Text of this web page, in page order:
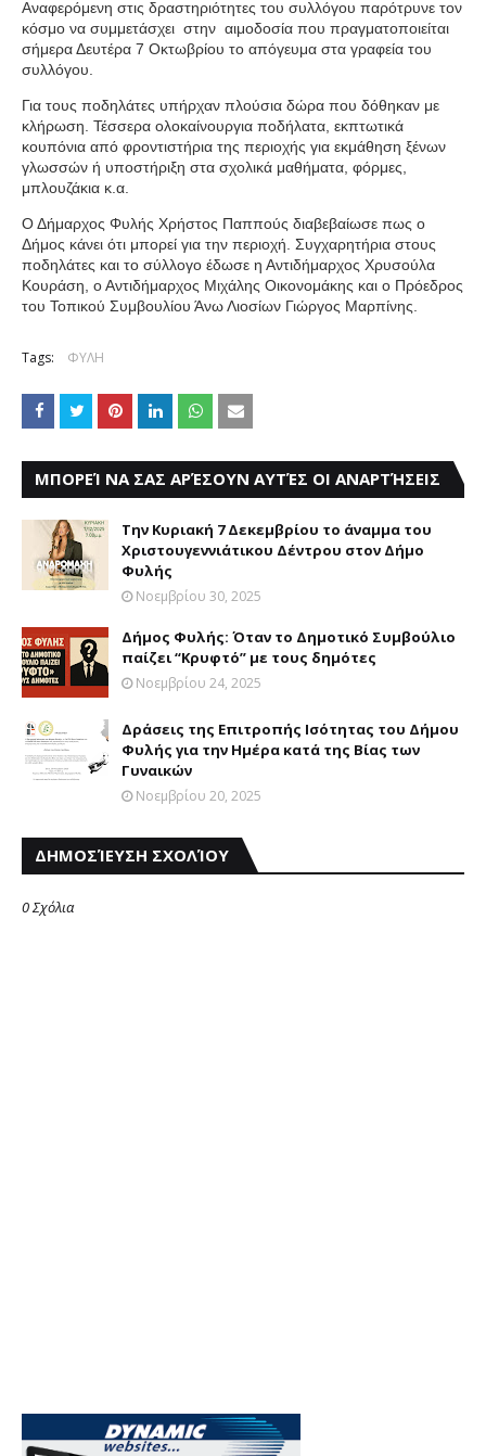
Αναφερόμενη στις δραστηριότητες του συλλόγου παρότρυνε τον
κόσμο να συμμετάσχει στην αιμοδοσία που πραγματοποιείται
σήμερα Δευτέρα 7 Οκτωβρίου το απόγευμα στα γραφεία του
συλλόγου.
Για τους ποδηλάτες υπήρχαν πλούσια δώρα που δόθηκαν με
κλήρωση. Τέσσερα ολοκαίνουργια ποδήλατα, εκπτωτικά
κουπόνια από φροντιστήρια της περιοχής για εκμάθηση ξένων
γλωσσών ή υποστήριξη στα σχολικά μαθήματα, φόρμες,
μπλουζάκια κ.α.
Ο Δήμαρχος Φυλής Χρήστος Παππούς διαβεβαίωσε πως ο
Δήμος κάνει ότι μπορεί για την περιοχή. Συγχαρητήρια στους
ποδηλάτες και το σύλλογο έδωσε η Αντιδήμαρχος Χρυσούλα
Κουράση, ο Αντιδήμαρχος Μιχάλης Οικονομάκης και ο Πρόεδρος
του Τοπικού Συμβουλίου Άνω Λιοσίων Γιώργος Μαρπίνης.
Tags: ΦΥΛΗ
ΜΠΟΡΕΊ ΝΑ ΣΑΣ ΑΡΈΣΟΥΝ ΑΥΤΈΣ ΟΙ ΑΝΑΡΤΉΣΕΙΣ
Την Κυριακή 7 Δεκεμβρίου το άναμμα του
Χριστουγεννιάτικου Δέντρου στον Δήμο
Φυλής
Νοεμβρίου 30, 2025
Δήμος Φυλής: Όταν το Δημοτικό Συμβούλιο
παίζει “Κρυφτό” με τους δημότες
Νοεμβρίου 24, 2025
Δράσεις της Επιτροπής Ισότητας του Δήμου
Φυλής για την Ημέρα κατά της Βίας των
Γυναικών
Νοεμβρίου 20, 2025
ΔΗΜΟΣΊΕΥΣΗ ΣΧΟΛΊΟΥ
0 Σχόλια